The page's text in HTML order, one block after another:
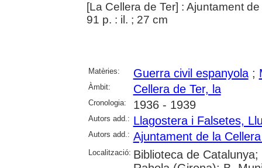
[La Cellera de Ter] : Ajuntament
91 p. : il. ; 27 cm
Matèries: Guerra civil espanyola;
Àmbit: Cellera de Ter, la
Cronologia: 1936 - 1939
Autors add.: Llagostera i Falsetes,
Autors add.: Ajuntament de la
Localització: Biblioteca de